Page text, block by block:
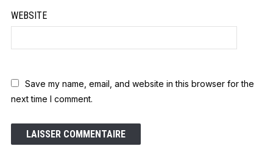
WEBSITE
Save my name, email, and website in this browser for the
next time I comment.